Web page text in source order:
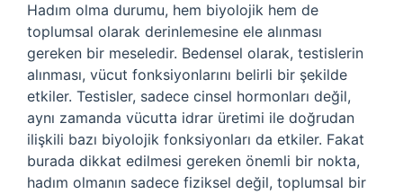
Hadım olma durumu, hem biyolojik hem de
toplumsal olarak derinlemesine ele alınması
gereken bir meseledir. Bedensel olarak, testislerin
alınması, vücut fonksiyonlarını belirli bir şekilde
etkiler. Testisler, sadece cinsel hormonları değil,
aynı zamanda vücutta idrar üretimi ile doğrudan
ilişkili bazı biyolojik fonksiyonları da etkiler. Fakat
burada dikkat edilmesi gereken önemli bir nokta,
hadım olmanın sadece fiziksel değil, toplumsal bir